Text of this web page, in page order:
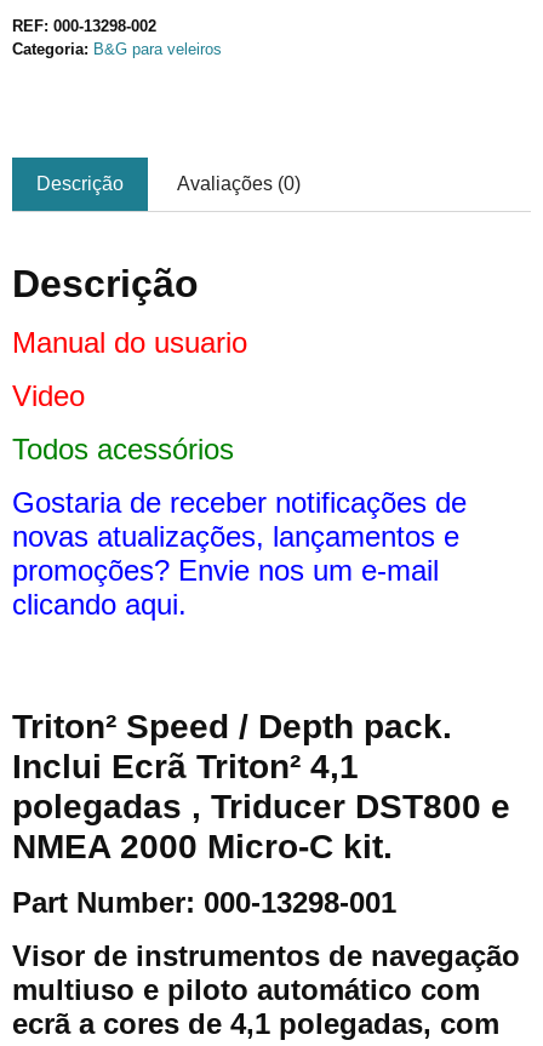
REF: 000-13298-002
Categoria: B&G para veleiros
Descrição Avaliações (0)
Descrição
Manual do usuario
Video
Todos acessórios
Gostaria de receber notificações de
novas atualizações, lançamentos e
promoções? Envie nos um e-mail
clicando aqui.
Triton² Speed / Depth pack.
Inclui Ecrã Triton² 4,1
polegadas , Triducer DST800 e
NMEA 2000 Micro-C kit.
Part Number: 000-13298-001
Visor de instrumentos de navegação
multiuso e piloto automático com
ecrã a cores de 4,1 polegadas, com